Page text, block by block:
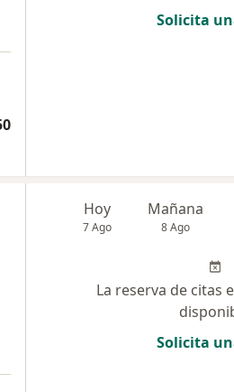
Solicita
Hoy
7 Ago
Mañana
8 Ago
La reserva de citas
Solicita